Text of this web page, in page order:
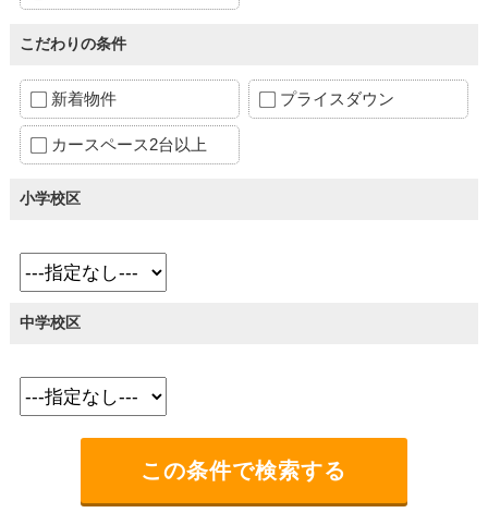
こだわりの条件
新着物件 プライスダウン
カースペース2台以上
小学校区
中学校区